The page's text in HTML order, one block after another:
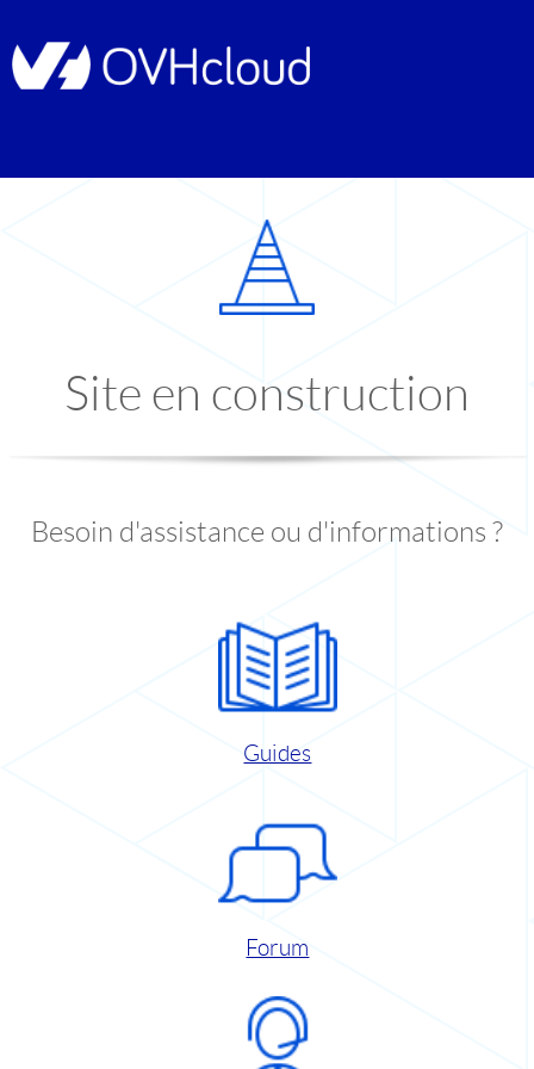
Site en construction
Besoin d'assistance ou d'informations ?
Guides
Forum